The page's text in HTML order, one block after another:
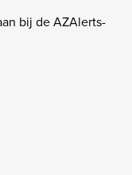
bij de AZAlerts-